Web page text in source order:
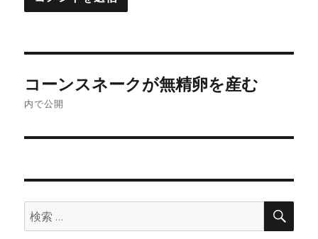
稿
ゲ
ー
コーンスネークが無精卵を産む
内で公開
検
索:
検